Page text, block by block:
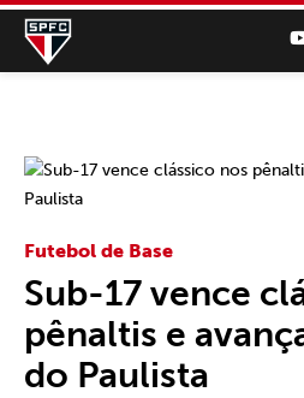
Futebol de Base
Sub-17 vence
pênaltis e
do Paulista